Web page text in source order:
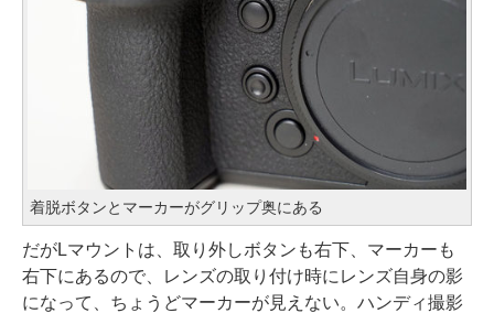
着脱ボタンとマーカーがグリップ奥にある
だがLマウントは、取り外しボタンも右下、マーカーも
右下にあるので、レンズの取り付け時にレンズ自身の影
になって、ちょうどマーカーが見えない。ハンディ撮影